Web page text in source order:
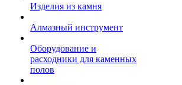
Изделия из камня
Алмазный инструмент
Оборудование и
расходники для каменных
полов